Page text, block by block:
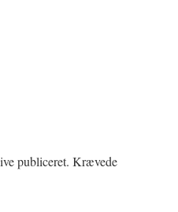
publiceret. Krævede